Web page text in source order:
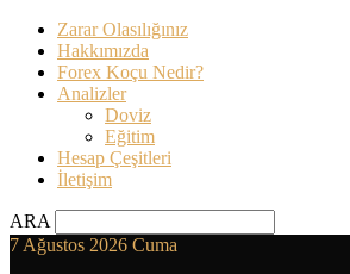
Zarar Olasılığınız
Hakkımızda
Forex Koçu Nedir?
Analizler
Doviz
Eğitim
Hesap Çeşitleri
İletişim
ARA
7 Ağustos 2026 Cuma